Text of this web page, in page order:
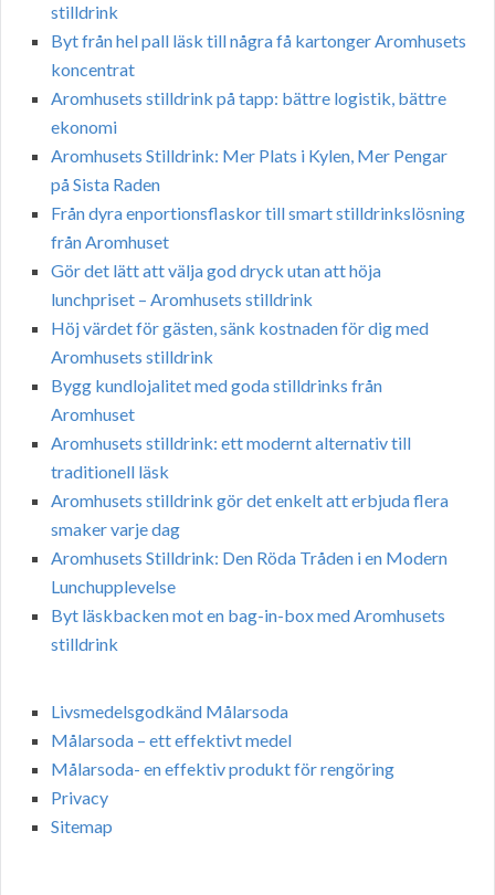
stilldrink
Byt från hel pall läsk till några få kartonger Aromhusets
koncentrat
Aromhusets stilldrink på tapp: bättre logistik, bättre
ekonomi
Aromhusets Stilldrink: Mer Plats i Kylen, Mer Pengar
på Sista Raden
Från dyra enportionsflaskor till smart stilldrinkslösning
från Aromhuset
Gör det lätt att välja god dryck utan att höja
lunchpriset – Aromhusets stilldrink
Höj värdet för gästen, sänk kostnaden för dig med
Aromhusets stilldrink
Bygg kundlojalitet med goda stilldrinks från
Aromhuset
Aromhusets stilldrink: ett modernt alternativ till
traditionell läsk
Aromhusets stilldrink gör det enkelt att erbjuda flera
smaker varje dag
Aromhusets Stilldrink: Den Röda Tråden i en Modern
Lunchupplevelse
Byt läskbacken mot en bag-in-box med Aromhusets
stilldrink
Livsmedelsgodkänd Målarsoda
Målarsoda – ett effektivt medel
Målarsoda- en effektiv produkt för rengöring
Privacy
Sitemap